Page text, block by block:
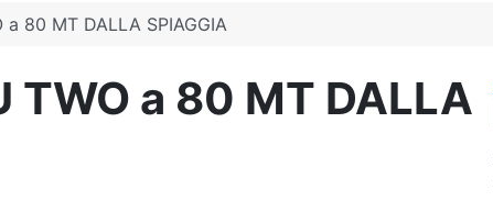
a 80 MT DALLA SPIAGGIA
TWO a 80 MT DALLA